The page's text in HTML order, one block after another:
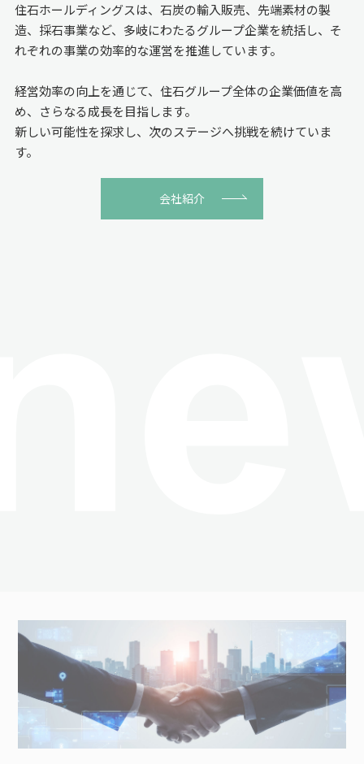
住石ホールディングスは、石炭の輸入販売、先端素材の製
造、 採石事業など、多岐にわたるグループ企業を統括し、 そ
れぞれの事業の効率的な運営を推進しています。
経営効率の向上を通じて、住石グループ全体の企業価値を高
め、 さらなる成長を目指します。
新しい可能性を探求し、次のステージへ挑戦を続けていま
す。
会社紹介